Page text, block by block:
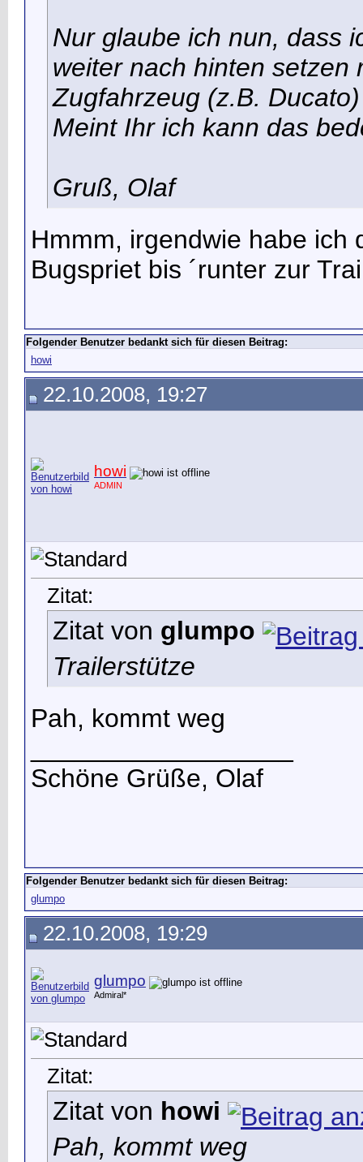
Nur glaube ich nun, dass
weiter nach hinten setzen
Zugfahrzeug (z.B.
Meint Ihr ich kann das
Gruß, Olaf
Hmmm, irgendwie habe ich
Bugspriet bis ´runter zur
Folgender Benutzer bedankt sich für diesen Beitrag:
howi
22.10.2008, 19:27
howi
ADMIN
Zitat:
Zitat von glumpo
Trailerstütze
Pah, kommt weg
Schöne Grüße, Olaf
Folgender Benutzer bedankt sich für diesen Beitrag:
glumpo
22.10.2008, 19:29
glumpo
Admiral*
Zitat:
Zitat von howi
Pah, kommt weg